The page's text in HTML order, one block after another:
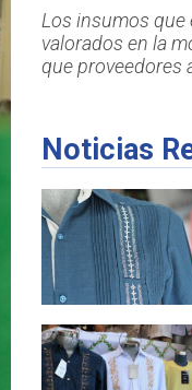
Los insumos
valorados en la
que proveedores
Noticias